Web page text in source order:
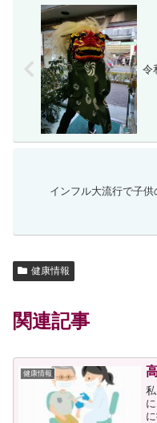
令
インフル大流行で子供
健康情報
関連記事
健康情報